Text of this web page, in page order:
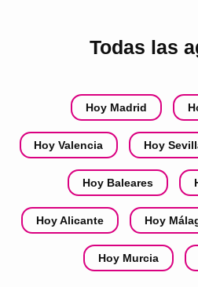
Todas las
Hoy Madrid
Hoy Valencia Hoy
Hoy Baleares
Hoy Alicante Hoy
Hoy Murcia